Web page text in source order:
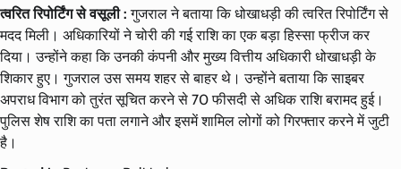
त्वरित रिपोर्टिंग से वसूली : गुजराल ने बताया कि धोखाधड़ी की त्वरित रिपोर्टिंग से
मदद मिली। अधिकारियों ने चोरी की गई राशि का एक बड़ा हिस्सा फ्रीज कर
दिया। उन्होंने कहा कि उनकी कंपनी और मुख्य वित्तीय अधिकारी धोखाधड़ी के
शिकार हुए। गुजराल उस समय शहर से बाहर थे। उन्होंने बताया कि साइबर
अपराध विभाग को तुरंत सूचित करने से 70 फीसदी से अधिक राशि बरामद हुई।
पुलिस शेष राशि का पता लगाने और इसमें शामिल लोगों को गिरफ्तार करने में जुटी
है।